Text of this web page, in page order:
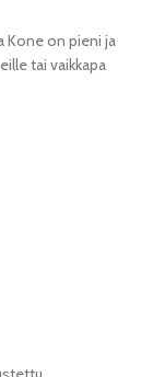
Kone on pieni ja
tai vaikkapa